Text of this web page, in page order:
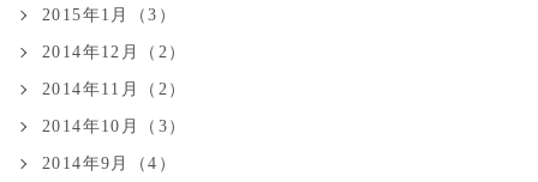
2015年1月（3）
2014年12月（2）
2014年11月（2）
2014年10月（3）
2014年9月（4）